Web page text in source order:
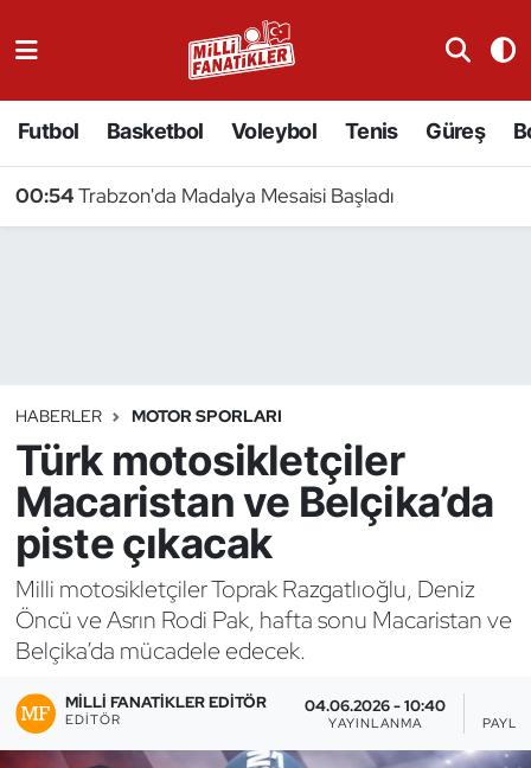
Futbol Basketbol Voleybol Tenis Güreş
00:54Trabzon'da Madalya Mesaisi Başladı
HABERLER MOTOR SPORLARI
Türk motosikletçiler
Macaristan ve Belçika’da
piste çıkacak
Milli motosikletçiler Toprak Razgatlıoğlu, Deniz
Öncü ve Asrın Rodi Pak, hafta sonu Macaristan ve
Belçika’da mücadele edecek.
MILLI FANATIKLER EDITÖR
EDITÖR
04.06.2026 - 10:40
YAYINLANMA
Badminton
Binicilik
Bisiklet
Bocce Bowling Dart
Boks
Briç
Buz Hokeyi